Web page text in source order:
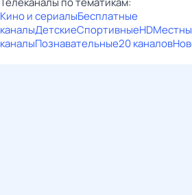
Кино и сериалыБесплатные
каналыДетскиеСпортивныеHD
каналыПознавательные20 каналов